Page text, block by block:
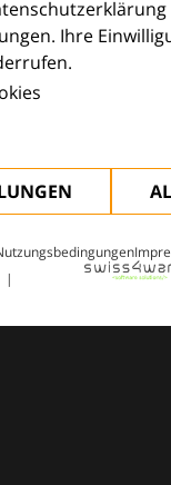
Ihre
für die
praktischen